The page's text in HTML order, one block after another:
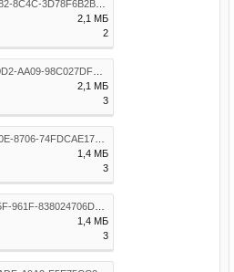
2,1 МБ
2
2,1 МБ
3
1,4 МБ
3
1,4 МБ
3